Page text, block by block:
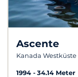
Ascente
Kanada Westküste
1994
34.14 Meter